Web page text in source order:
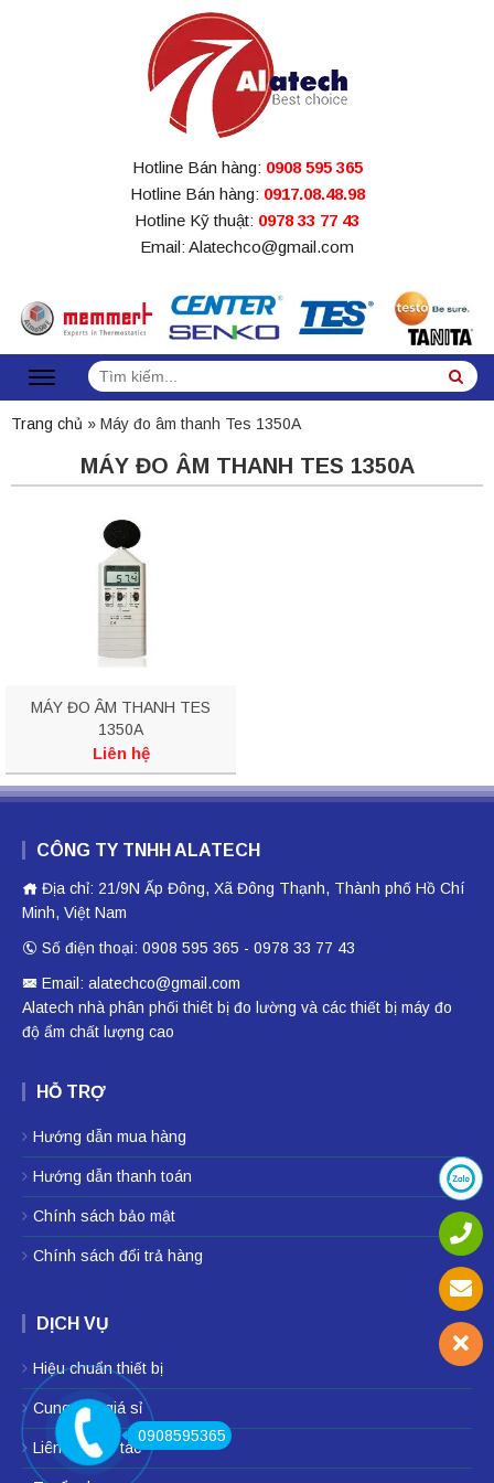
Hotline Bán hàng: 0908 595 365
Hotline Bán hàng: 0917.08.48.98
Hotline Kỹ thuật: 0978 33 77 43
Email: Alatechco@gmail.com
Tìm
kiếm:
Trang chủ » Máy đo âm thanh Tes 1350A
MÁY ĐO ÂM THANH TES 1350A
MÁY ĐO ÂM THANH TES
1350A
Liên hệ
CÔNG TY TNHH ALATECH
Địa chỉ: 21/9N Ấp Đông, Xã Đông Thạnh, Thành phố Hồ Chí
Minh, Việt Nam
Số điện thoại: 0908 595 365 - 0978 33 77 43
Email: alatechco@gmail.com
Alatech nhà phân phối thiêt bị đo lường và các thiết bị máy đo
độ ẩm chất lượng cao
HỖ TRỢ
Hướng dẫn mua hàng
Hướng dẫn thanh toán
Chính sách bảo mật
Chính sách đổi trả hàng
DỊCH VỤ
Hiệu chuẩn thiết bị
Cung cấp giá sỉ
Liên hệ hợp tác
0908595365